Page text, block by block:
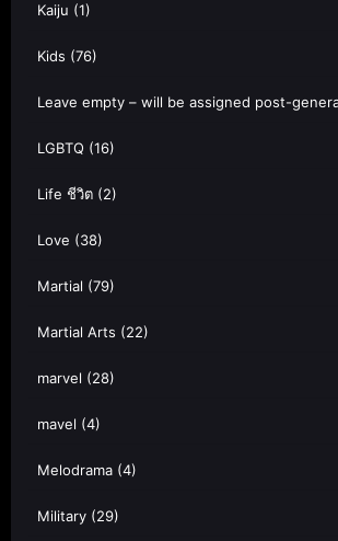
Kaiju (1)
Kids (76)
Leave empty – will be assigned post-
LGBTQ (16)
Life ชีวิต (2)
Love (38)
Martial (79)
Martial Arts (22)
marvel (28)
mavel (4)
Melodrama (4)
Military (29)